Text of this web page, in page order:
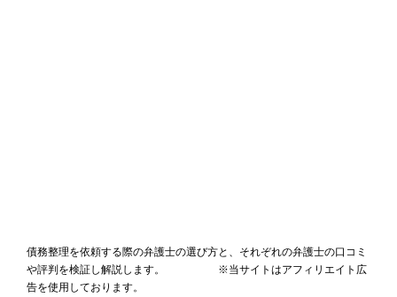
債務整理を依頼する際の弁護士の選び方と、それぞれの弁護士の口コミ
や評判を検証し解説します。 ※当サイトはアフィリエイト広
告を使用しております。